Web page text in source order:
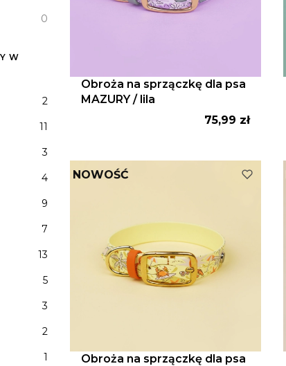
0
W
ofercie)
2
11
3
4
9
7
13
5
3
2
1
Obroża na sprzączkę dla psa
MAZURY / lila
Cena
75,99 zł
NOWOŚĆ
Obroża na sprzączkę dla psa